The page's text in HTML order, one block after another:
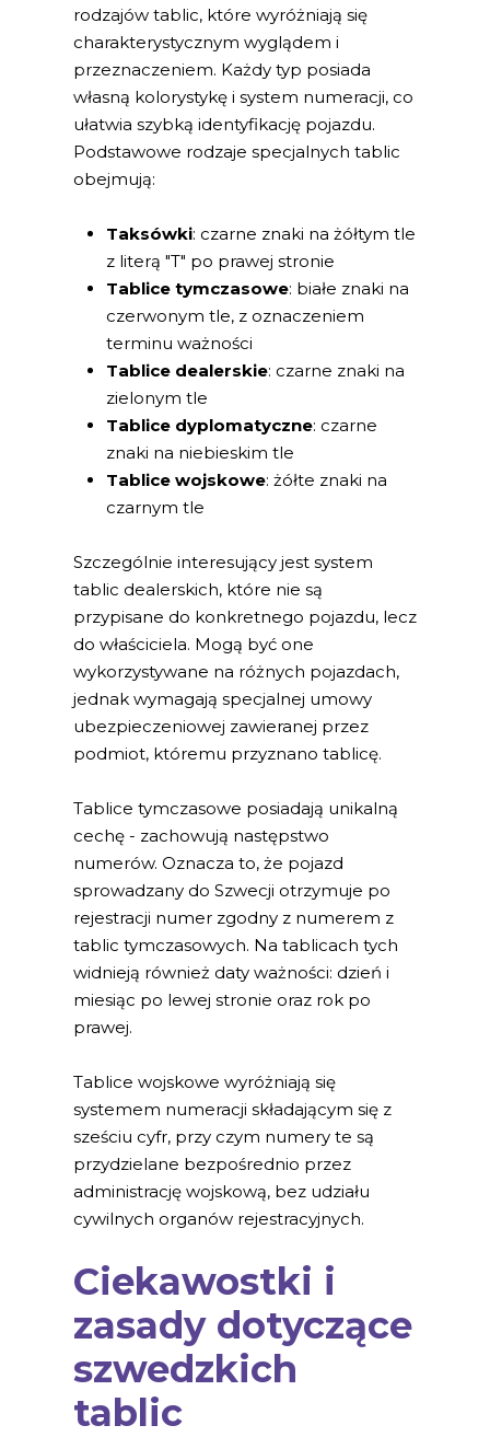
rodzajów tablic, które wyróżniają się
charakterystycznym wyglądem i
przeznaczeniem. Każdy typ posiada
własną kolorystykę i system numeracji, co
ułatwia szybką identyfikację pojazdu.
Podstawowe rodzaje specjalnych tablic
obejmują:
Taksówki: czarne znaki na żółtym tle
z literą "T" po prawej stronie
Tablice tymczasowe: białe znaki na
czerwonym tle, z oznaczeniem
terminu ważności
Tablice dealerskie: czarne znaki na
zielonym tle
Tablice dyplomatyczne: czarne
znaki na niebieskim tle
Tablice wojskowe: żółte znaki na
czarnym tle
Szczególnie interesujący jest system
tablic dealerskich, które nie są
przypisane do konkretnego pojazdu, lecz
do właściciela. Mogą być one
wykorzystywane na różnych pojazdach,
jednak wymagają specjalnej umowy
ubezpieczeniowej zawieranej przez
podmiot, któremu przyznano tablicę.
Tablice tymczasowe posiadają unikalną
cechę - zachowują następstwo
numerów. Oznacza to, że pojazd
sprowadzany do Szwecji otrzymuje po
rejestracji numer zgodny z numerem z
tablic tymczasowych. Na tablicach tych
widnieją również daty ważności: dzień i
miesiąc po lewej stronie oraz rok po
prawej.
Tablice wojskowe wyróżniają się
systemem numeracji składającym się z
sześciu cyfr, przy czym numery te są
przydzielane bezpośrednio przez
administrację wojskową, bez udziału
cywilnych organów rejestracyjnych.
Ciekawostki i
zasady dotyczące
szwedzkich
tablic